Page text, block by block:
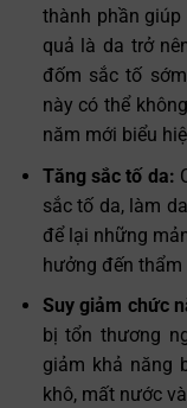
thành phần
quả là da trở
đốm sắc tố
này có thể
năm mới biểu
Tăng sắc tố da:
sắc tố da, làm
để lại những
hưởng đến
Suy giảm chức
bị tổn thương
giảm khả năng
khô, mất nước